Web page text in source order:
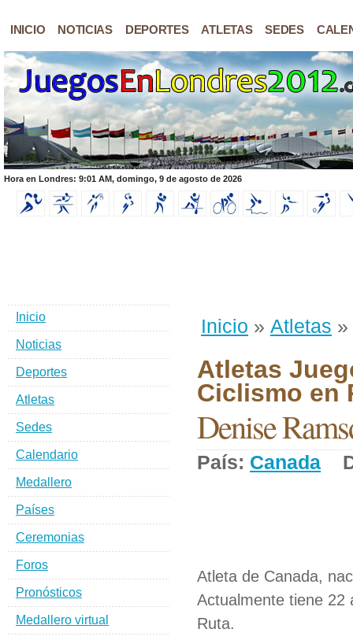
INICIO NOTICIAS DEPORTES ATLETAS SEDES
Hora en Londres: 9:01 AM, domingo, 9 de agosto de 2026
Inicio » Atletas »
Atletas
Ciclismo en
Denise
País: Canada
Atleta de Canada,
Actualmente tiene 22
Ruta.
Inicio
Noticias
Deportes
Atletas
Sedes
Calendario
Medallero
Países
Ceremonias
Foros
Pronósticos
Medallero virtual